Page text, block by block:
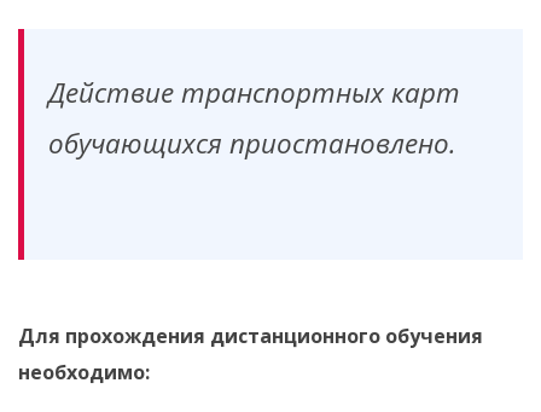
Действие транспортных карт
обучающихся приостановлено.
Для прохождения дистанционного обучения
необходимо: